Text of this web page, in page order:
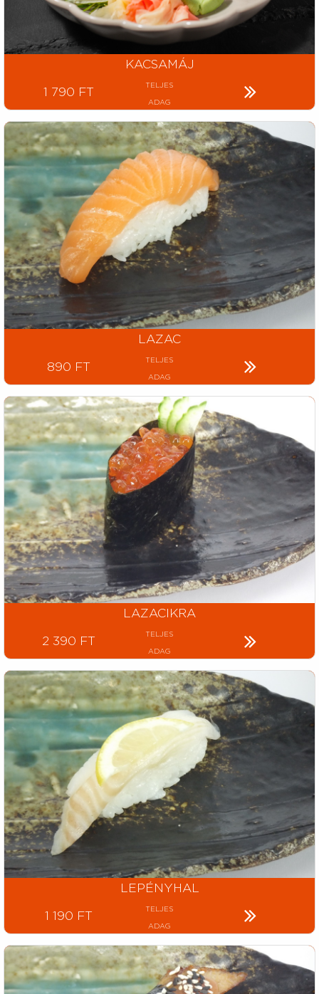
KACSAMÁJ
1 790 FT
TELJES
ADAG
LAZAC
890 FT
TELJES
ADAG
LAZACIKRA
2 390 FT
TELJES
ADAG
LEPÉNYHAL
1 190 FT
TELJES
ADAG